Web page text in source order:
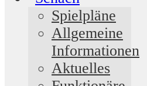
Spielpläne
Allgemeine
Informationen
Aktuelles